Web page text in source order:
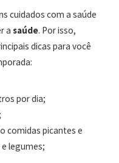
cuidados com a saúde
a saúde. Por isso,
dicas para você
por dia;
comidas picantes e
legumes;